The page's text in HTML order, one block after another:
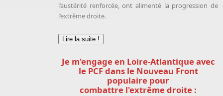
l’austérité renforcée, ont alimenté la progression de
l’extrême droite.
Lire la suite !
Je m'engage en Loire-Atlantique avec
le PCF dans le Nouveau Front
populaire pour
combattre l'extrême droite :